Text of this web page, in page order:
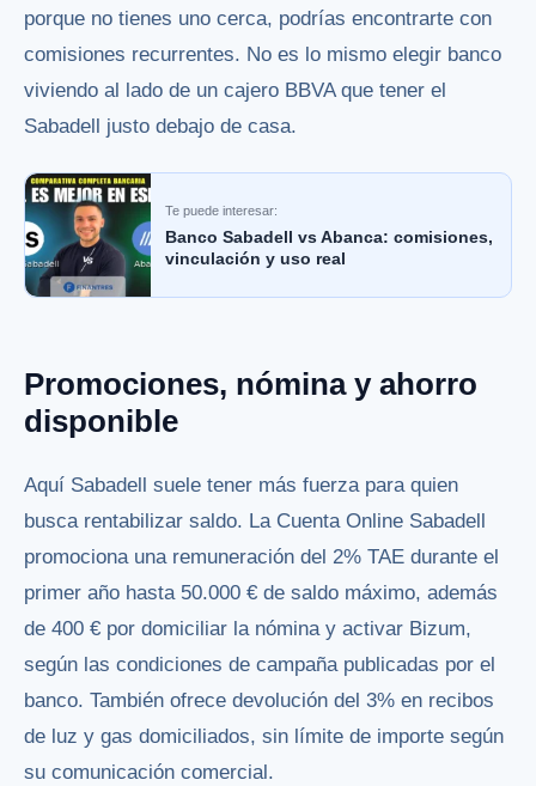
porque no tienes uno cerca, podrías encontrarte con
comisiones recurrentes. No es lo mismo elegir banco
viviendo al lado de un cajero BBVA que tener el
Sabadell justo debajo de casa.
Te puede interesar:
Banco Sabadell vs Abanca: comisiones,
vinculación y uso real
Promociones, nómina y ahorro
disponible
Aquí Sabadell suele tener más fuerza para quien
busca rentabilizar saldo. La Cuenta Online Sabadell
promociona una remuneración del 2% TAE durante el
primer año hasta 50.000 € de saldo máximo, además
de 400 € por domiciliar la nómina y activar Bizum,
según las condiciones de campaña publicadas por el
banco. También ofrece devolución del 3% en recibos
de luz y gas domiciliados, sin límite de importe según
su comunicación comercial.